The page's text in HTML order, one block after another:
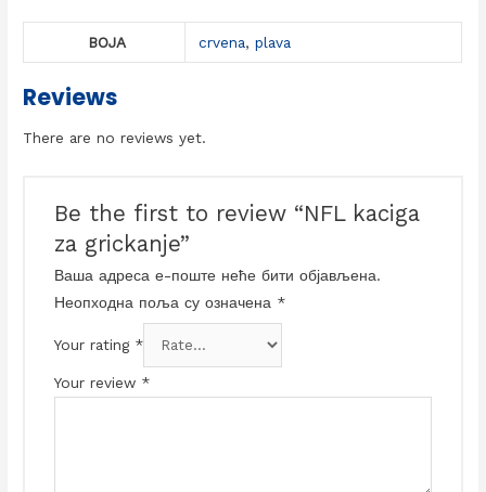
BOJA crvena,plava
Reviews
There are no reviews yet.
Be the first to review “NFL kaciga
za grickanje”
Ваша адреса е-поште неће бити објављена.
Неопходна поља су означена *
Your rating *
Your review *